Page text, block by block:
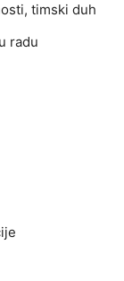
timski duh
radu